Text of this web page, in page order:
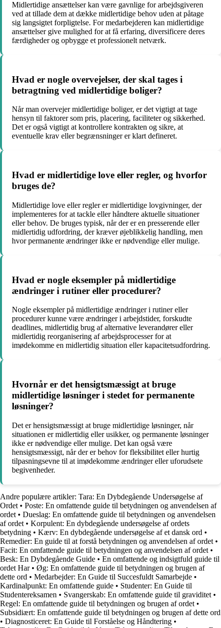
Midlertidige ansættelser kan være gavnlige for arbejdsgiveren
ved at tillade dem at dække midlertidige behov uden at påtage
sig langsigtet forpligtelse. For medarbejderen kan midlertidige
ansættelser give mulighed for at få erfaring, diversificere deres
færdigheder og opbygge et professionelt netværk.
Hvad er nogle overvejelser, der skal tages i
betragtning ved midlertidige boliger?
Når man overvejer midlertidige boliger, er det vigtigt at tage
hensyn til faktorer som pris, placering, faciliteter og sikkerhed.
Det er også vigtigt at kontrollere kontrakten og sikre, at
eventuelle krav eller begrænsninger er klart defineret.
Hvad er midlertidige love eller regler, og hvorfor
bruges de?
Midlertidige love eller regler er midlertidige lovgivninger, der
implementeres for at tackle eller håndtere aktuelle situationer
eller behov. De bruges typisk, når der er en presserende eller
midlertidig udfordring, der kræver øjeblikkelig handling, men
hvor permanente ændringer ikke er nødvendige eller mulige.
Hvad er nogle eksempler på midlertidige
ændringer i rutiner eller procedurer?
Nogle eksempler på midlertidige ændringer i rutiner eller
procedurer kunne være ændringer i arbejdstider, forskudte
deadlines, midlertidig brug af alternative leverandører eller
midlertidig reorganisering af arbejdsprocesser for at
imødekomme en midlertidig situation eller kapacitetsudfordring.
Hvornår er det hensigtsmæssigt at bruge
midlertidige løsninger i stedet for permanente
løsninger?
Det er hensigtsmæssigt at bruge midlertidige løsninger, når
situationen er midlertidig eller usikker, og permanente løsninger
ikke er nødvendige eller mulige. Det kan også være
hensigtsmæssigt, når der er behov for fleksibilitet eller hurtig
tilpasningsevne til at imødekomme ændringer eller uforudsete
begivenheder.
Andre populære artikler: Tara: En Dybdegående Undersøgelse af
Ordet • Poste: En omfattende guide til betydningen og anvendelsen af
ordet • Dueslag: En omfattende guide til betydningen og anvendelsen
af ordet • Korpulent: En dybdegående undersøgelse af ordets
betydning • Kærv: En dybdegående undersøgelse af et dansk ord •
Remedier: En guide til at forstå betydningen og anvendelsen af ordet •
Facit: En omfattende guide til betydningen og anvendelsen af ordet •
Besk: En Dybdegående Guide • En omfattende og indsigtfuld guide til
ordet Har• Øg: En omfattende guide til betydningen og brugen af
dette ord • Medarbejder: En Guide til Succesfuldt Samarbejde •
Kardinalpunkt: En omfattende guide • Studenter: En Guide til
Studentereksamen • Svangerskab: En omfattende guide til graviditet •
Regel: En omfattende guide til betydningen og brugen af ordet •
Subsidiært: En omfattende guide til betydningen og brugen af dette ord
• Diagnosticeret: En Guide til Forståelse og Håndtering •